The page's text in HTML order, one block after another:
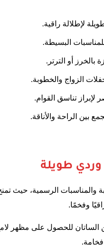
لإطلالة راقية.
البسيطة.
بالخرز أو الترتر.
الزواج والخطوبة.
تناسق القوام.
بين الراحة والأناقة.
طويلة
والمناسبات الرسمية، حيث
وفخمًا.
للحصول على مظهر